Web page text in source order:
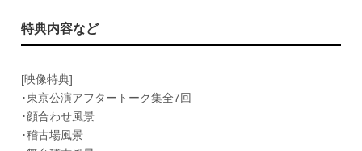
特典内容など
[映像特典]
･東京公演アフタートーク集全7回
･顔合わせ風景
･稽古場風景